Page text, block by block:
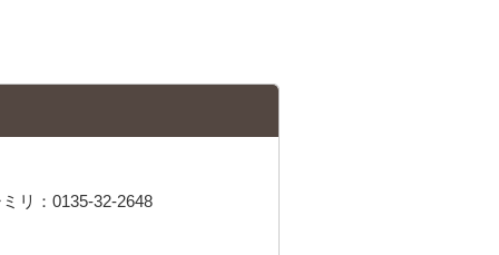
リ：0135-32-2648